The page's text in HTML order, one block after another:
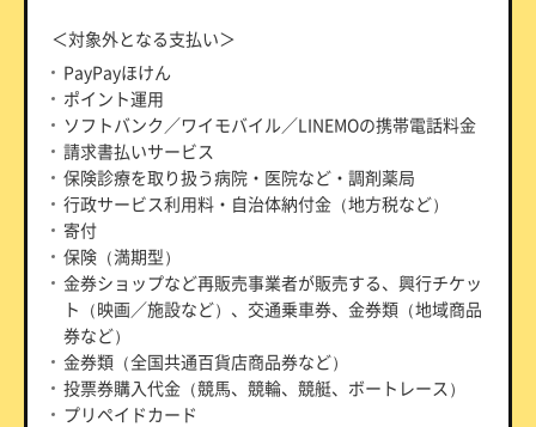
＜対象外となる支払い＞
PayPayほけん
ポイント運用
ソフトバンク／ワイモバイル／LINEMOの携帯電話料金
請求書払いサービス
保険診療を取り扱う病院・医院など・調剤薬局
行政サービス利用料・自治体納付金（地方税など）
寄付
保険（満期型）
金券ショップなど再販売事業者が販売する、興行チケッ
ト（映画／施設など）、交通乗車券、金券類（地域商品
券など）
金券類（全国共通百貨店商品券など）
投票券購入代金（競馬、競輪、競艇、ボートレース）
プリペイドカード